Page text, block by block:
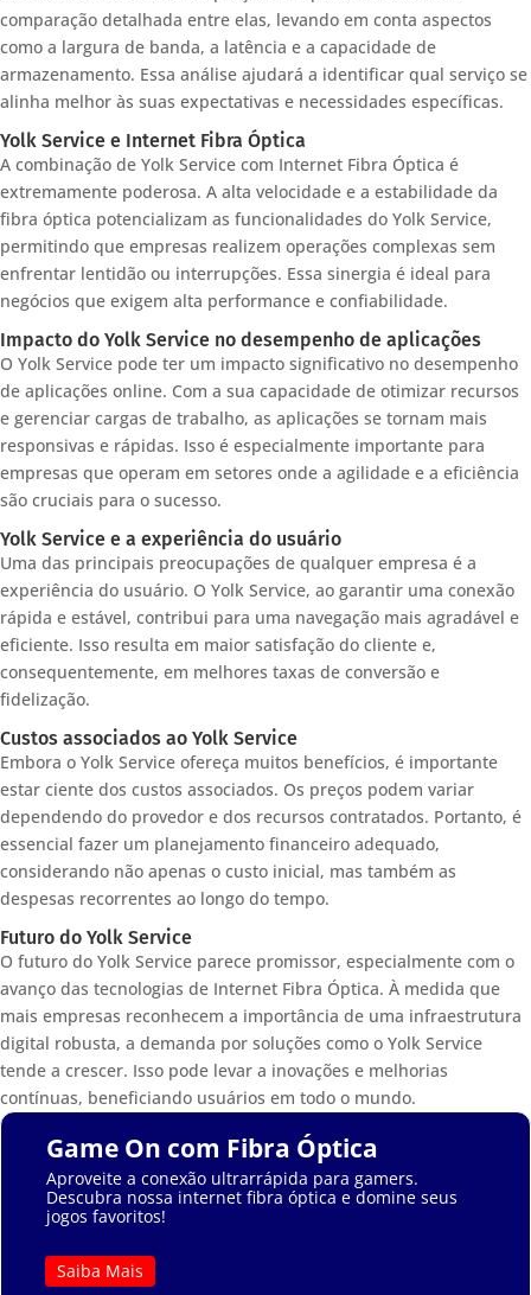
comparação detalhada entre elas, levando em conta aspectos
como a largura de banda, a latência e a capacidade de
armazenamento. Essa análise ajudará a identificar qual serviço se
alinha melhor às suas expectativas e necessidades específicas.
Yolk Service e Internet Fibra Óptica
A combinação de Yolk Service com Internet Fibra Óptica é
extremamente poderosa. A alta velocidade e a estabilidade da
fibra óptica potencializam as funcionalidades do Yolk Service,
permitindo que empresas realizem operações complexas sem
enfrentar lentidão ou interrupções. Essa sinergia é ideal para
negócios que exigem alta performance e confiabilidade.
Impacto do Yolk Service no desempenho de aplicações
O Yolk Service pode ter um impacto significativo no desempenho
de aplicações online. Com a sua capacidade de otimizar recursos
e gerenciar cargas de trabalho, as aplicações se tornam mais
responsivas e rápidas. Isso é especialmente importante para
empresas que operam em setores onde a agilidade e a eficiência
são cruciais para o sucesso.
Yolk Service e a experiência do usuário
Uma das principais preocupações de qualquer empresa é a
experiência do usuário. O Yolk Service, ao garantir uma conexão
rápida e estável, contribui para uma navegação mais agradável e
eficiente. Isso resulta em maior satisfação do cliente e,
consequentemente, em melhores taxas de conversão e
fidelização.
Custos associados ao Yolk Service
Embora o Yolk Service ofereça muitos benefícios, é importante
estar ciente dos custos associados. Os preços podem variar
dependendo do provedor e dos recursos contratados. Portanto, é
essencial fazer um planejamento financeiro adequado,
considerando não apenas o custo inicial, mas também as
despesas recorrentes ao longo do tempo.
Futuro do Yolk Service
O futuro do Yolk Service parece promissor, especialmente com o
avanço das tecnologias de Internet Fibra Óptica. À medida que
mais empresas reconhecem a importância de uma infraestrutura
digital robusta, a demanda por soluções como o Yolk Service
tende a crescer. Isso pode levar a inovações e melhorias
contínuas, beneficiando usuários em todo o mundo.
Game On com Fibra Óptica
Aproveite a conexão ultrarrápida para gamers.
Descubra nossa internet fibra óptica e domine seus
jogos favoritos!
Saiba Mais